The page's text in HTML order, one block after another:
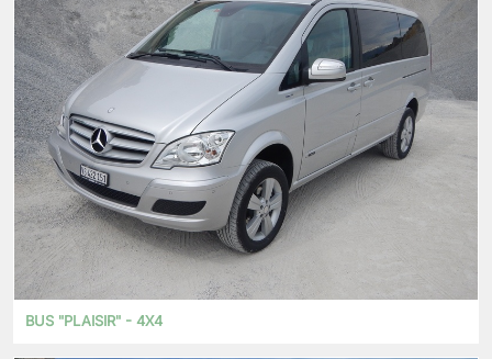
BUS "PLAISIR" - 4X4